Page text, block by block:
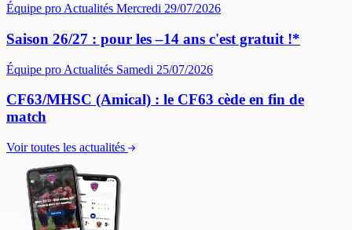
Équipe pro Actualités Mercredi 29/07/2026
Saison 26/27 : pour les –14 ans c'est gratuit !*
Équipe pro Actualités Samedi 25/07/2026
CF63/MHSC (Amical) : le CF63 cède en fin de
match
Voir toutes les actualités